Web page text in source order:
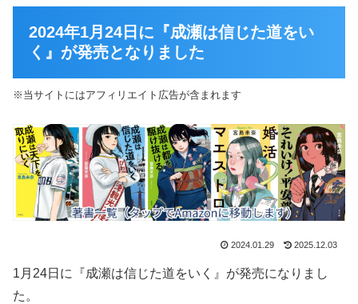
2024年1月24日に『成瀬は信じた道をい
く』が発売となりました
※当サイトにはアフィリエイト広告が含まれます
2024.01.29 2025.12.03
1月24日に『成瀬は信じた道をいく』が発売になりまし
た。